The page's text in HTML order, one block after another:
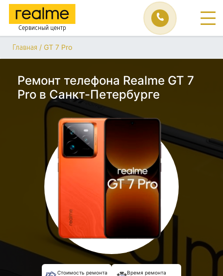
Сервисный центр
Главная / GT 7 Pro
Ремонт телефона Realme GT 7
Pro в Санкт-Петербурге
Стоимость ремонта Время ремонта